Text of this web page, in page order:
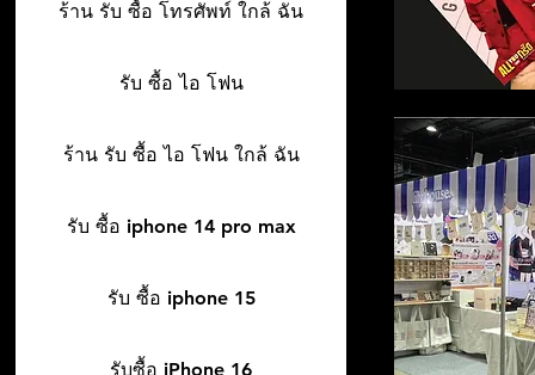
ร้าน รับ ซื้อ โทรศัพท์ ใกล้ ฉัน
รับ ซื้อ ไอ โฟน
ร้าน รับ ซื้อ ไอ โฟน ใกล้ ฉัน
รับ ซื้อ iphone 14 pro max
รับ ซื้อ iphone 15
รับซื้อ iPhone 16